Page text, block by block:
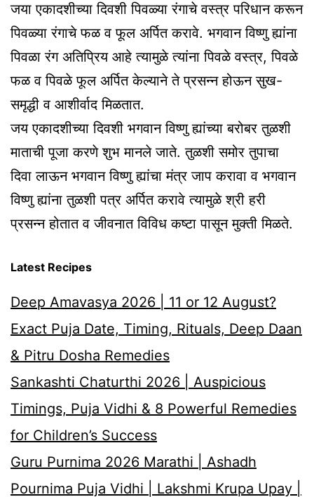
जया एकादशीच्या दिवशी पिवळ्या रंगाचे वस्त्र परिधान करून
पिवळ्या रंगाचे फळ व फूल अर्पित करावे. भगवान विष्णु ह्यांना
पिवळा रंग अतिप्रिय आहे त्यामुळे त्यांना पिवळे वस्त्र, पिवळे
फळ व पिवळे फूल अर्पित केल्याने ते प्रसन्न होऊन सुख-
समृद्धी व आशीर्वाद मिळतात.
जय एकादशीच्या दिवशी भगवान विष्णु ह्यांच्या बरोबर तुळशी
माताची पूजा करणे शुभ मानले जाते. तुळशी समोर तुपाचा
दिवा लाऊन भगवान विष्णु ह्यांचा मंत्र जाप करावा व भगवान
विष्णु ह्यांना तुळशी पत्र अर्पित करावे त्यामुळे श्री हरी
प्रसन्न होतात व जीवनात विविध कष्टा पासून मुक्ती मिळते.
Latest Recipes
Deep Amavasya 2026 | 11 or 12 August?
Exact Puja Date, Timing, Rituals, Deep Daan
& Pitru Dosha Remedies
Sankashti Chaturthi 2026 | Auspicious
Timings, Puja Vidhi & 8 Powerful Remedies
for Children’s Success
Guru Purnima 2026 Marathi | Ashadh
Pournima Puja Vidhi | Lakshmi Krupa Upay |